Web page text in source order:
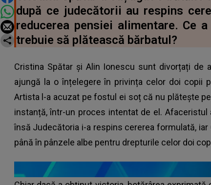
după ce judecătorii au respins
reducerea pensiei alimentare. Ce
trebuie să plătească bărbatul?
Cristina Spătar și Alin Ionescu sunt divorțați de
ajungă la o înțelegere în privința celor doi copii
Artista l-a acuzat pe fostul ei soț că nu plătește
instanță, într-un proces intentat de el.
însă Judecătoria i-a respins cererea formulată,
până în pânzele albe pentru drepturile celor doi